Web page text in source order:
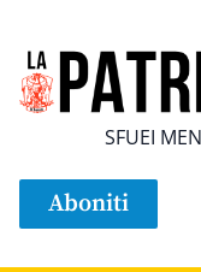
SFUEI
Aboniti